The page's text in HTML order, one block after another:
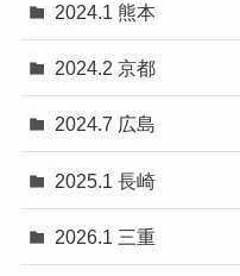
2024.1 熊本
2024.2 京都
2024.7 広島
2025.1 長崎
2026.1 三重